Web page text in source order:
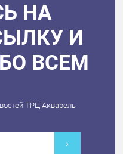
НА
И
ВСЕМ
ТРЦ Акварель